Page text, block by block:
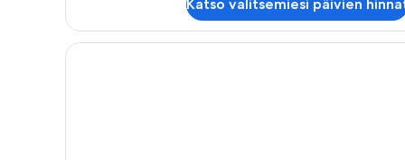
Katso valitsemiesi päivien